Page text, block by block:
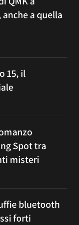
a quella
15, il
Spot tra
misteri
bluetooth
forti